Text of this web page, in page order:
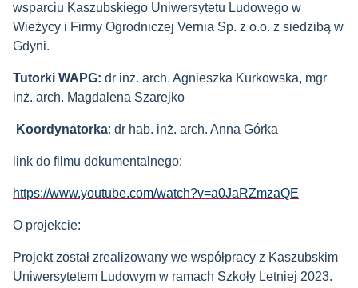
wsparciu Kaszubskiego Uniwersytetu Ludowego w
Wieżycy i Firmy Ogrodniczej Vernia Sp. z o.o. z siedzibą w
Gdyni.
Tutorki WAPG: dr inż. arch. Agnieszka Kurkowska, mgr
inż. arch. Magdalena Szarejko
Koordynatorka: dr hab. inż. arch. Anna Górka
link do filmu dokumentalnego:
https://www.youtube.com/watch?v=a0JaRZmzaQE
O projekcie:
Projekt został zrealizowany we współpracy z Kaszubskim
Uniwersytetem Ludowym w ramach Szkoły Letniej 2023.